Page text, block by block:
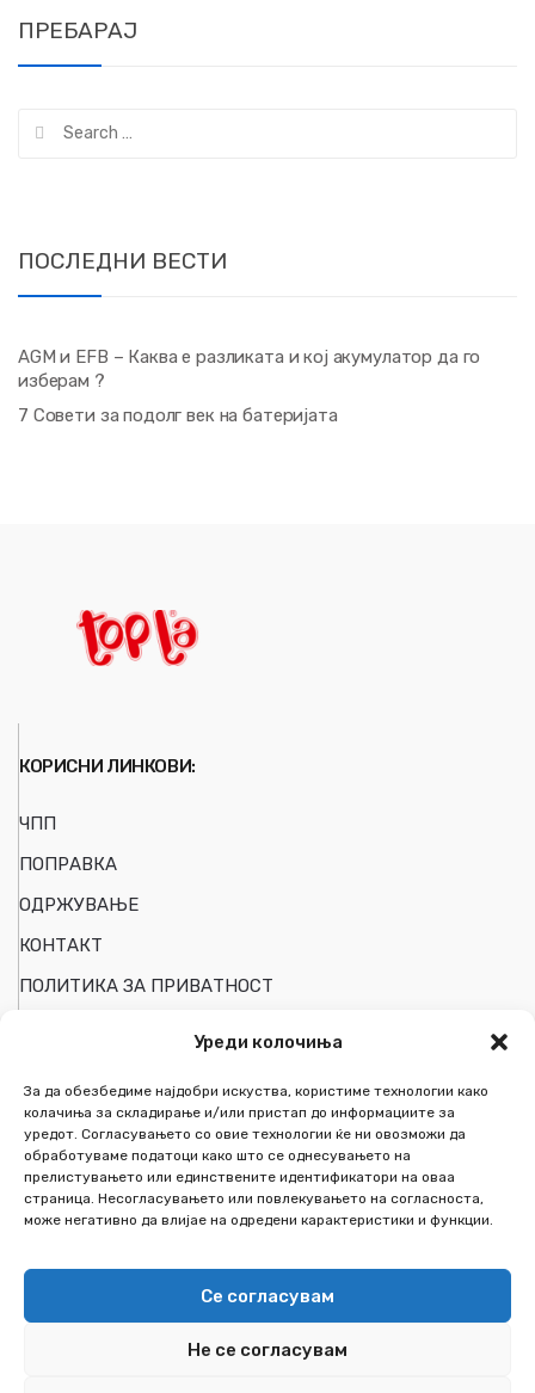
Уреди колочиња
За да обезбедиме најдобри искуства, користиме технологии како
колачиња за складирање и/или пристап до информациите за
уредот. Согласувањето со овие технологии ќе ни овозможи да
обработуваме податоци како што се однесувањето на
прелистувањето или единствените идентификатори на оваа
страница. Несогласувањето или повлекувањето на согласноста,
може негативно да влијае на одредени карактеристики и функции.
Се согласувам
Не се согласувам
ПРЕБАРАЈ
ПОСЛЕДНИ ВЕСТИ
AGM и EFB – Каква е разликата и кој акумулатор да го
изберам ?
7 Совети за подолг век на батеријата
КОРИСНИ ЛИНКОВИ:
ЧПП
ПОПРАВКА
ОДРЖУВАЊЕ
КОНТАКТ
ПОЛИТИКА ЗА ПРИВАТНОСТ
ПОДРШКА НА КОРИСНИЦИ
Мојот Профил
Следи ја пратката
Список на желби
За Нас